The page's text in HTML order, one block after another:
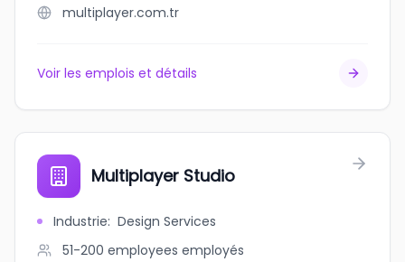
multiplayer.com.tr
Voir les emplois et détails
Multiplayer Studio
Industrie: Design Services
51-200 employees employés